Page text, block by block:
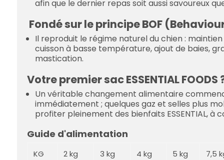
afin que le dernier repas soit aussi savoureux
Fondé sur le principeBOF
Il reproduit le régime naturel du chien :
cuisson à basse température, ajout de baies,
mastication.
Votre premier sac ESSENTIAL FOODS
Un véritable changement alimentaire
immédiatement ; quelques gaz et selles plus
profiter pleinement des bienfaits ESSENTIAL,
Guide d'alimentation
KG 2 kg 3 kg 4 kg 5 kg 7,5